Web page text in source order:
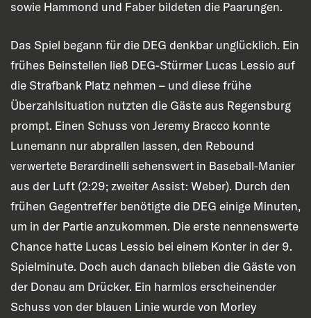
sowie Hammond und Faber bildeten die Paarungen.
Das Spiel begann für die DEG denkbar unglücklich. Ein
frühes Beinstellen ließ DEG-Stürmer Lucas Lessio auf
die Strafbank Platz nehmen – und diese frühe
Überzahlsituation nutzten die Gäste aus Regensburg
prompt. Einen Schuss von Jeremy Bracco konnte
Lunemann nur abprallen lassen, den Rebound
verwertete Berardinelli sehenswert in Baseball-Manier
aus der Luft (2:29; zweiter Assist: Weber). Durch den
frühen Gegentreffer benötigte die DEG einige Minuten,
um in der Partie anzukommen. Die erste nennenswerte
Chance hatte Lucas Lessio bei einem Konter in der 9.
Spielminute. Doch auch danach blieben die Gäste von
der Donau am Drücker. Ein harmlos erscheinender
Schuss von der blauen Linie wurde von Morley